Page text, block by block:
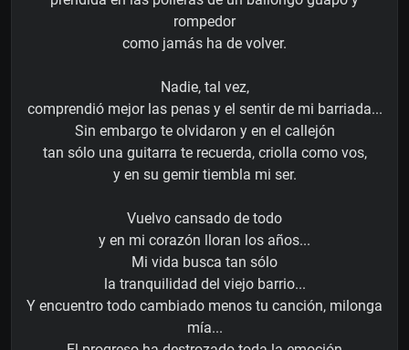
rompedor
como jamás ha de volver.
Nadie, tal vez,
comprendió mejor las penas y el sentir de mi barriada...
Sin embargo te olvidaron y en el callejón
tan sólo una guitarra te recuerda, criolla como vos,
y en su gemir tiembla mi ser.
Vuelvo cansado de todo
y en mi corazón lloran los años...
Mi vida busca tan sólo
la tranquilidad del viejo barrio...
Y encuentro todo cambiado menos tu canción, milonga
mía...